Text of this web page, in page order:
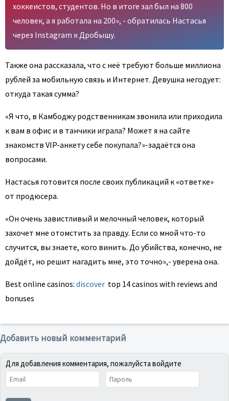
хоккеистов, студентов. Но в итоге зал был на 800
человек, а я работала на 200», - обратилась Настасья
через Instagram к Дробышу.
Также она рассказала, что с неё требуют больше миллиона
рублей за мобильную связь и Интернет. Девушка негодует:
откуда такая сумма?
«Я что, в Камбоджу родственникам звонила или приходила
к вам в офис и в танчики играла? Может я на сайте
знакомств VIP-анкету себе покупала?»-задаётся она
вопросами.
Настасья готовится после своих публикаций к «ответке»
от продюсера.
«Он очень завистливый и мелочный человек, который
захочет мне отомстить за правду. Если со мной что-то
случится, вы знаете, кого винить. До убийства, конечно, не
дойдёт, но решит нагадить мне, это точно»,- уверена она.
Best online casinos: discover top 14 casinos with reviews and
bonuses
Добавить новый комментарий
Для добавления комментария, пожалуйста войдите